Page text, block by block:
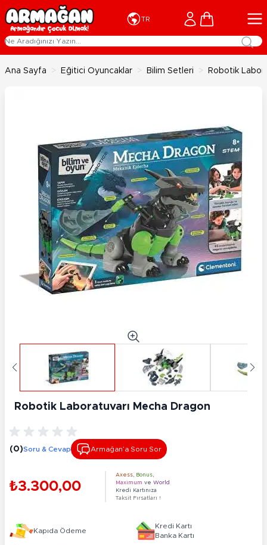
İçeriğe geç
TR Cart
Ana Sayfa > Eğitici Oyuncaklar > Bilim Setleri > Robotik
Robotik Laboratuvarı Mecha Dragon
(0)Soru & Cevap Armağan’a Soru Sor
₺3.300,00
Axess Bonus
Maximum ve World
Kredi Kartınıza
Taksit Fırsatları !
Kapıda Ödeme
Kredi Kartı
Banka Kartı